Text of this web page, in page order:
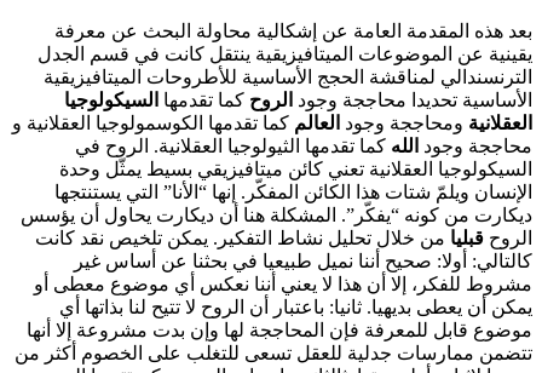
بعد هذه المقدمة العامة عن إشكالية محاولة البحث عن معرفة
يقينية عن الموضوعات الميتافيزيقية ينتقل كانت في قسم الجدل
الترنسندالي لمناقشة الحجج الأساسية للأطروحات الميتافيزيقية
الأساسية تحديدا محاججة وجود الروح كما تقدمها السيكولوجيا
العقلانية ومحاججة وجود العالم كما تقدمها الكوسمولوجيا العقلانية و
محاججة وجود الله كما تقدمها الثيولوجيا العقلانية. الروح في
السيكولوجيا العقلانية تعني كائن ميتافيزيقي بسيط يمثّل وحدة
الإنسان ويلمّ شتات هذا الكائن المفكّر. إنها “الأنا” التي يستنتجها
ديكارت من كونه “يفكّر”. المشكلة هنا أن ديكارت يحاول أن يؤسس
الروح قبليا من خلال تحليل نشاط التفكير. يمكن تلخيص نقد كانت
كالتالي: أولا: صحيح أننا نميل طبيعيا في بحثنا عن أساس غير
مشروط للفكر، إلا أن هذا لا يعني أننا نعكس أي موضوع معطى أو
يمكن أن يعطى بديهيا. ثانيا: باعتبار أن الروح لا تتيح لنا بذاتها أي
موضوع قابل للمعرفة فإن المحاججة لها وإن بدت مشروعة إلا أنها
تتضمن ممارسات جدلية للعقل تسعى للتغلب على الخصوم أكثر من